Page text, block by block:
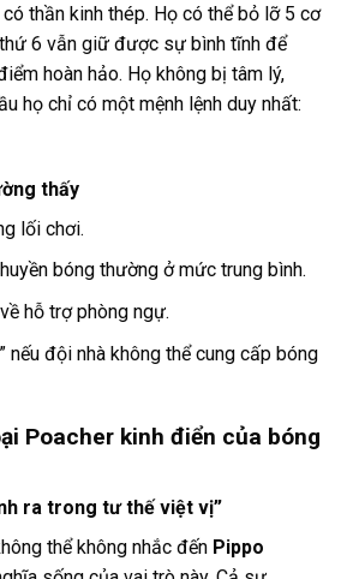
thần kinh thép. Họ có thể bỏ lỡ 5 cơ
6 vẫn giữ được sự bình tĩnh để
hoàn hảo. Họ không bị tâm lý,
họ chỉ có một mệnh lệnh duy nhất:
thấy
lối chơi.
bóng thường ở mức trung bình.
hỗ trợ phòng ngự.
nếu đội nhà không thể cung cấp bóng
Poacher kinh điển của bóng
ra trong tư thế việt vị”
thể không nhắc đến Pippo